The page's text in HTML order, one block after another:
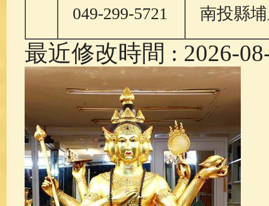
049-299-5721 南投縣
最近修改時間 : 2026-